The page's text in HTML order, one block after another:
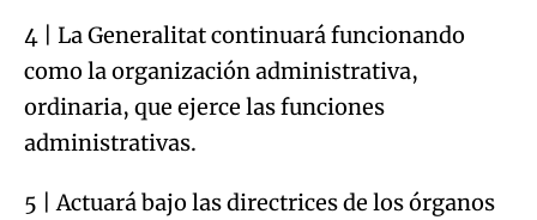
4 | La Generalitat continuará funcionando
como la organización administrativa,
ordinaria, que ejerce las funciones
administrativas.
5 | Actuará bajo las directrices de los órganos